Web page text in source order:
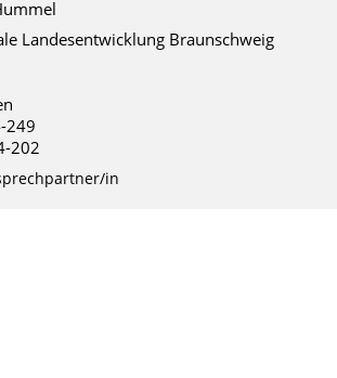
Landesentwicklung Braunschweig
249
202
in